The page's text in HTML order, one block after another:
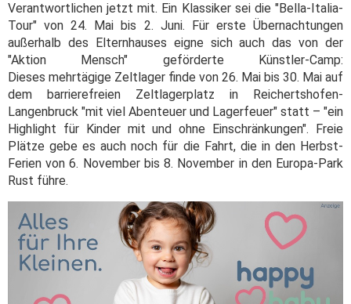
Verantwortlichen jetzt mit. Ein Klassiker sei die "Bella-Italia-
Tour" von 24. Mai bis 2. Juni. Für erste Übernachtungen
außerhalb des Elternhauses eigne sich auch das von der
"Aktion Mensch" geförderte Künstler-Camp:
Dieses mehrtägige Zeltlager finde von 26. Mai bis 30. Mai auf
dem barrierefreien Zeltlagerplatz in Reichertshofen-
Langenbruck "mit viel Abenteuer und Lagerfeuer" statt – "ein
Highlight für Kinder mit und ohne Einschränkungen". Freie
Plätze gebe es auch noch für die Fahrt, die in den Herbst-
Ferien von 6. November bis 8. November in den Europa-Park
Rust führe.